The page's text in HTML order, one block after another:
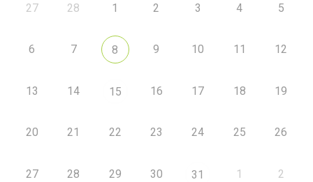
27 28 1 2 3 4 5
6 7 8 9 10 11 12
13 14 15 16 17 18 19
20 21 22 23 24 25 26
27 28 29 30 31 1 2